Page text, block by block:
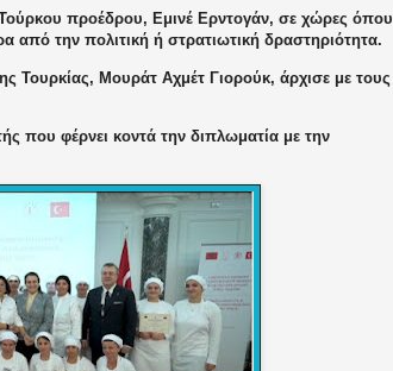
προέδρου, Εμινέ Ερντογάν, σε χώρες όπου
από την πολιτική ή στρατιωτική δραστηριότητα.
Τουρκίας, Μουράτ Αχμέτ Γιορούκ, άρχισε με τους
που φέρνει κοντά την διπλωματία με την